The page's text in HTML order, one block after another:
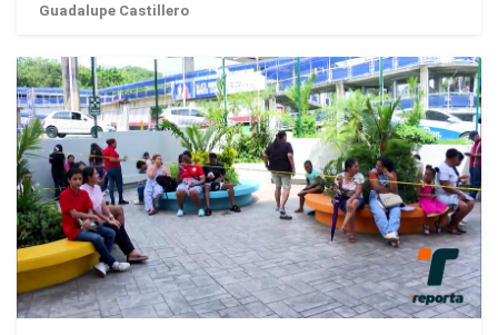
Guadalupe Castillero